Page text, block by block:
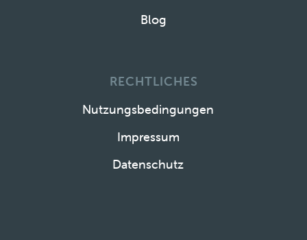
Blog
RECHTLICHES
Nutzungsbedingungen
Impressum
Datenschutz